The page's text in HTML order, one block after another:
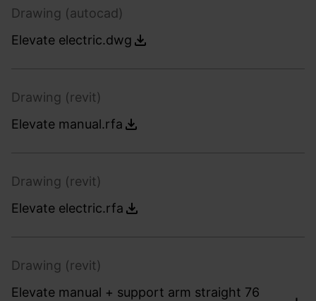
Drawing (autocad)
Elevate electric.dwg
Drawing (revit)
Elevate manual.rfa
Drawing (revit)
Elevate electric.rfa
Drawing (revit)
Elevate manual + support arm straight 76